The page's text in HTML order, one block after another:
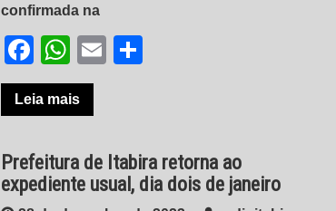
confirmada na
Facebook
WhatsApp
Email
Leia mais
Prefeitura de Itabira retorna ao
expediente usual, dia dois de janeiro